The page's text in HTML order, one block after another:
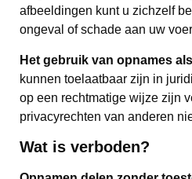
afbeeldingen kunt u zichzelf
ongeval of schade aan uw
Het gebruik van opnames
kunnen toelaatbaar zijn in
op een rechtmatige wijze zijn
privacyrechten van anderen
Wat is verboden?